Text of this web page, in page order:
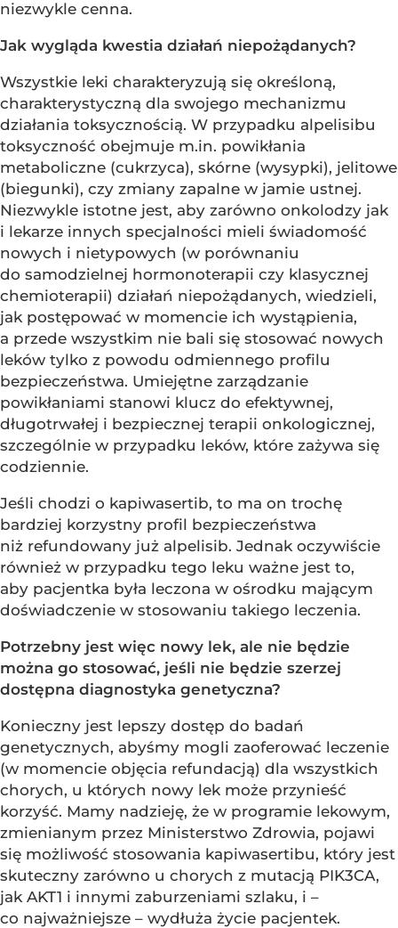
niezwykle cenna.
Jak wygląda kwestia działań niepożądanych?
Wszystkie leki charakteryzują się określoną,
charakterystyczną dla swojego mechanizmu
działania toksycznością. W przypadku alpelisibu
toksyczność obejmuje m.in. powikłania
metaboliczne (cukrzyca), skórne (wysypki), jelitowe
(biegunki), czy zmiany zapalne w jamie ustnej.
Niezwykle istotne jest, aby zarówno onkolodzy jak
i lekarze innych specjalności mieli świadomość
nowych i nietypowych (w porównaniu
do samodzielnej hormonoterapii czy klasycznej
chemioterapii) działań niepożądanych, wiedzieli,
jak postępować w momencie ich wystąpienia,
a przede wszystkim nie bali się stosować nowych
leków tylko z powodu odmiennego profilu
bezpieczeństwa. Umiejętne zarządzanie
powikłaniami stanowi klucz do efektywnej,
długotrwałej i bezpiecznej terapii onkologicznej,
szczególnie w przypadku leków, które zażywa się
codziennie.
Jeśli chodzi o kapiwasertib, to ma on trochę
bardziej korzystny profil bezpieczeństwa
niż refundowany już alpelisib. Jednak oczywiście
również w przypadku tego leku ważne jest to,
aby pacjentka była leczona w ośrodku mającym
doświadczenie w stosowaniu takiego leczenia.
Potrzebny jest więc nowy lek, ale nie będzie
można go stosować, jeśli nie będzie szerzej
dostępna diagnostyka genetyczna?
Konieczny jest lepszy dostęp do badań
genetycznych, abyśmy mogli zaoferować leczenie
(w momencie objęcia refundacją) dla wszystkich
chorych, u których nowy lek może przynieść
korzyść. Mamy nadzieję, że w programie lekowym,
zmienianym przez Ministerstwo Zdrowia, pojawi
się możliwość stosowania kapiwasertibu, który jest
skuteczny zarówno u chorych z mutacją PIK3CA,
jak AKT1 i innymi zaburzeniami szlaku, i –
co najważniejsze – wydłuża życie pacjentek.